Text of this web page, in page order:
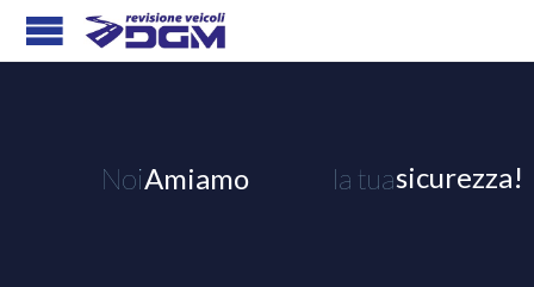
la tua
NoiAmiamo sicurezza!